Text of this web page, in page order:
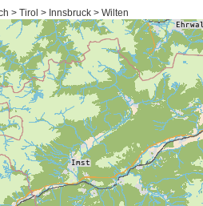
> Tirol > Innsbruck > Wilten